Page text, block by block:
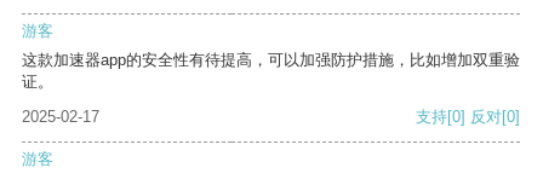
游客
这款加速器app的安全性有待提高，可以加强防护措施，比如增加双重验
证。
2025-02-17
支持[0] 反对[0]
游客